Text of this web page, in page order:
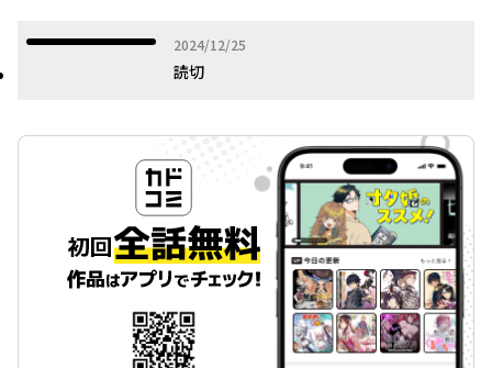
2024/12/25
2024年12月25日
読切